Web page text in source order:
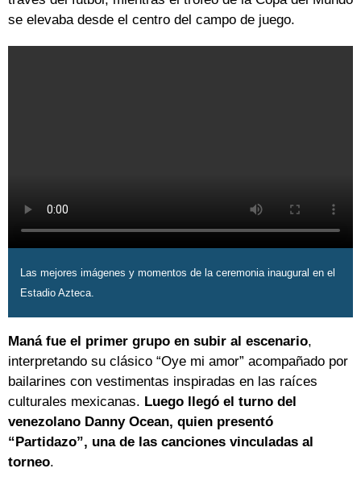
se elevaba desde el centro del campo de juego.
Las mejores imágenes y momentos de la ceremonia inaugural en el
Estadio Azteca.
Maná fue el primer grupo en subir al escenario,
interpretando su clásico “Oye mi amor” acompañado por
bailarines con vestimentas inspiradas en las raíces
culturales mexicanas. Luego llegó el turno del
venezolano Danny Ocean, quien presentó
“Partidazo”, una de las canciones vinculadas al
torneo.